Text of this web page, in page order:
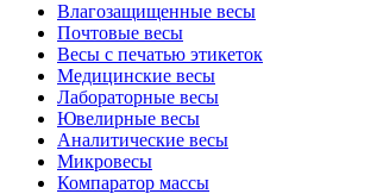
Влагозащищенные весы
Почтовые весы
Весы с печатью этикеток
Медицинские весы
Лабораторные весы
Ювелирные весы
Аналитические весы
Микровесы
Компаратор массы